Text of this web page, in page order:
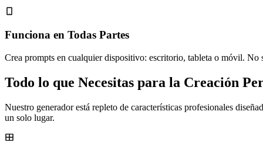
Funciona en Todas Partes
Crea prompts en cualquier dispositivo: escritorio, tableta o móvil. No
Todo lo que Necesitas para la Creación
Nuestro generador está repleto de características profesionales
un solo lugar.